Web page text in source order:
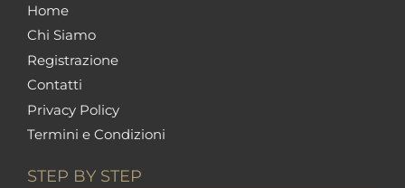
Home
Chi Siamo
Registrazione
Contatti
Privacy Policy
Termini e Condizioni
STEP BY STEP